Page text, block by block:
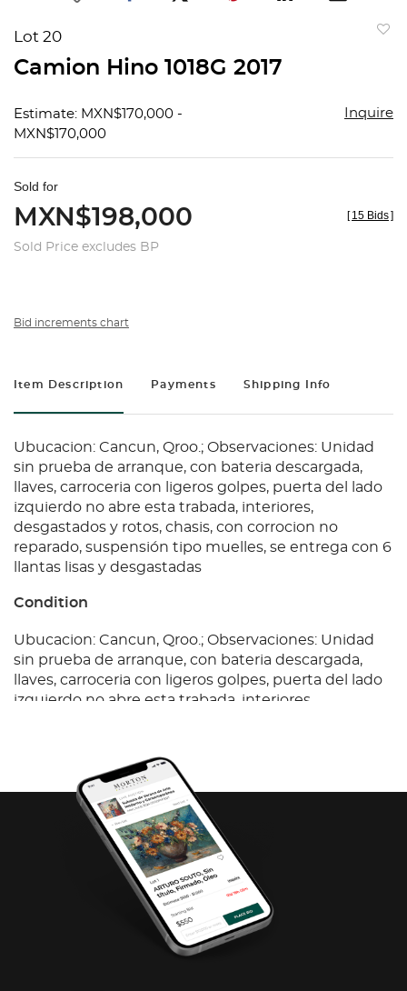
Lot 20
Camion Hino 1018G 2017
Estimate: MXN$170,000 -
MXN$170,000
Inquire
Sold for
MXN$198,000
Sold Price excludes BP
[ 15 Bids]
Bid increments chart
Item Description Payments Shipping Info
Ubucacion: Cancun, Qroo.; Observaciones: Unidad
sin prueba de arranque, con bateria descargada,
llaves, carroceria con ligeros golpes, puerta del lado
izquierdo no abre esta trabada, interiores,
desgastados y rotos, chasis, con corrocion no
reparado, suspensión tipo muelles, se entrega con 6
llantas lisas y desgastadas
Condition
Ubucacion: Cancun, Qroo.; Observaciones: Unidad
sin prueba de arranque, con bateria descargada,
llaves, carroceria con ligeros golpes, puerta del lado
izquierdo no abre esta trabada, interiores,
llantas lisas y desgastadas